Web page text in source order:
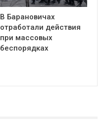
В Барановичах
отработали действия
при массовых
беспорядках